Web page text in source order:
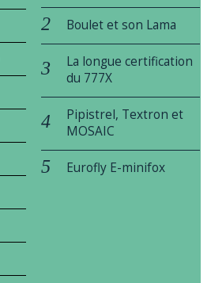
Boulet et son Lama
La longue certification
du 777X
Pipistrel, Textron et
MOSAIC
Eurofly E-minifox